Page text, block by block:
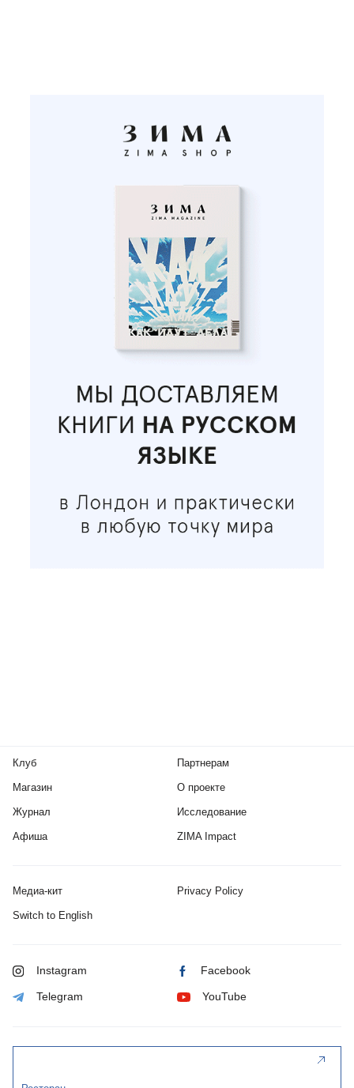
Клуб
Магазин
Журнал
Афиша
Партнерам
О проекте
Исследование
ZIMA Impact
Медиа-кит Privacy Policy
Switch to English
Instagram Facebook
Telegram YouTube